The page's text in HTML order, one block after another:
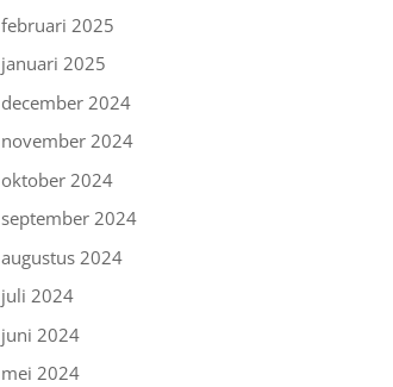
februari 2025
januari 2025
december 2024
november 2024
oktober 2024
september 2024
augustus 2024
juli 2024
juni 2024
mei 2024